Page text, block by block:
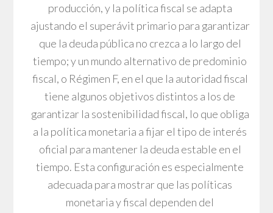
producción, y la política fiscal se adapta
ajustando el superávit primario para garantizar
que la deuda pública no crezca a lo largo del
tiempo; y un mundo alternativo de predominio
fiscal, o Régimen F, en el que la autoridad fiscal
tiene algunos objetivos distintos a los de
garantizar la sostenibilidad fiscal, lo que obliga
a la política monetaria a fijar el tipo de interés
oficial para mantener la deuda estable en el
tiempo. Esta configuración es especialmente
adecuada para mostrar que las políticas
monetaria y fiscal dependen del